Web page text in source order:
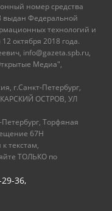
номер средства
Федеральной
технологий и
октября 2018 года.
info@gazeta.spb.ru,
Медиа",
г.Санкт-Петербург,
ОСТРОВ, УЛ
Торфяная
67Н
текстам,
ТОЛЬКО по
36,